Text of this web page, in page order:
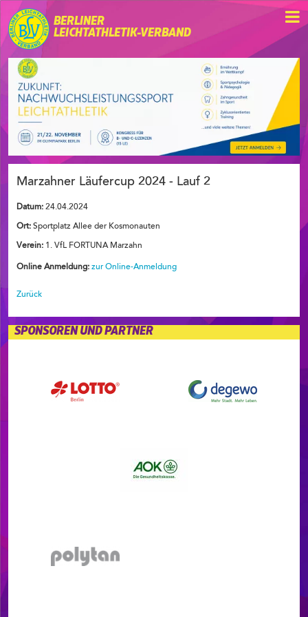
BERLINER
LEICHTATHLETIK-VERBAND
Marzahner Läufercup 2024 - Lauf 2
Datum: 24.04.2024
Ort: Sportplatz Allee der Kosmonauten
Verein: 1. VfL FORTUNA Marzahn
Online Anmeldung: zur Online-Anmeldung
Zurück
SPONSOREN UND PARTNER